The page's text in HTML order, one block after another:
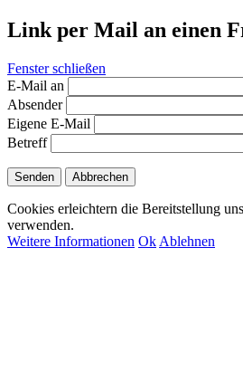
Link per Mail an einen
Fenster schließen
E-Mail an
Absender
Eigene E-Mail
Betreff
Senden Abbrechen
Cookies erleichtern die Bereitstellung
verwenden.
Weitere Informationen Ok Ablehnen